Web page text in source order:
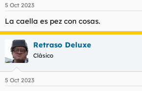
e
:
5 Oct 2023
La caella es pez con cosas.
Retraso Deluxe
Clásico
5 Oct 2023